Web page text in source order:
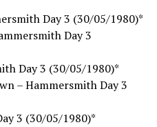
Day 3 (30/05/1980)*
Day 3
Day 3 (30/05/1980)*
– Hammersmith Day 3
3 (30/05/1980)*